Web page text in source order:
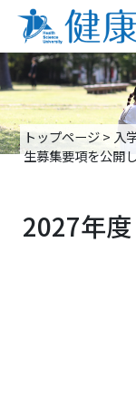
トップページ> 入
生募集要項を公開
2027年